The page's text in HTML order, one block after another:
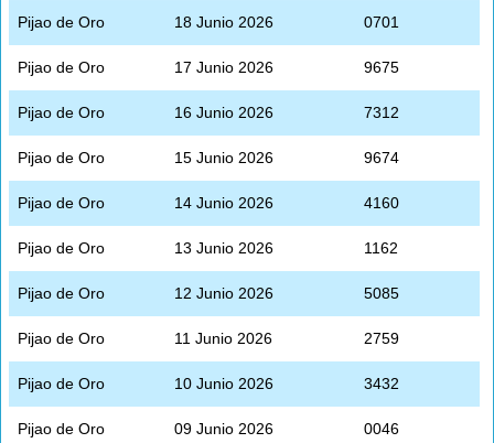
Pijao de Oro 18 Junio 2026 0701
Pijao de Oro 17 Junio 2026 9675
Pijao de Oro 16 Junio 2026 7312
Pijao de Oro 15 Junio 2026 9674
Pijao de Oro 14 Junio 2026 4160
Pijao de Oro 13 Junio 2026 1162
Pijao de Oro 12 Junio 2026 5085
Pijao de Oro 11 Junio 2026 2759
Pijao de Oro 10 Junio 2026 3432
Pijao de Oro 09 Junio 2026 0046